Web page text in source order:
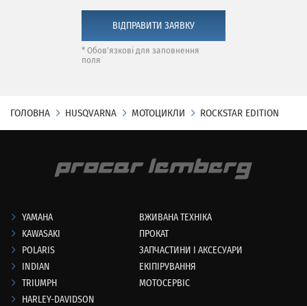
* Обов'язкові для заповнення
поля
ГОЛОВНА HUSQVARNA МОТОЦИКЛИ ROCKSTAR EDITION
YAMAHA
KAWASAKI
POLARIS
INDIAN
TRIUMPH
HARLEY-DAVIDSON
ВЖИВАНА ТЕХНІКА
ПРОКАТ
ЗАПЧАСТИНИ І АКСЕСУАРИ
ЕКІПІРУВАННЯ
МОТОСЕРВІС